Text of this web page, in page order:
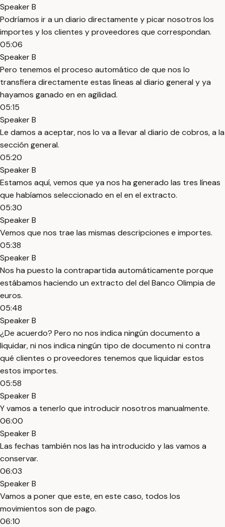
Speaker B
Podríamos ir a un diario directamente y picar nosotros los
importes y los clientes y proveedores que correspondan.
05:06
Speaker B
Pero tenemos el proceso automático de que nos lo
transfiera directamente estas líneas al diario general y ya
hayamos ganado en en agilidad.
05:15
Speaker B
Le damos a aceptar, nos lo va a llevar al diario de cobros, a la
sección general.
05:20
Speaker B
Estamos aquí, vemos que ya nos ha generado las tres líneas
que habíamos seleccionado en el en el extracto.
05:30
Speaker B
Vemos que nos trae las mismas descripciones e importes.
05:38
Speaker B
Nos ha puesto la contrapartida automáticamente porque
estábamos haciendo un extracto del del Banco Olimpia de
euros.
05:48
Speaker B
¿De acuerdo? Pero no nos indica ningún documento a
liquidar, ni nos indica ningún tipo de documento ni contra
qué clientes o proveedores tenemos que liquidar estos
estos importes.
05:58
Speaker B
Y vamos a tenerlo que introducir nosotros manualmente.
06:00
Speaker B
Las fechas también nos las ha introducido y las vamos a
conservar.
06:03
Speaker B
Vamos a poner que este, en este caso, todos los
movimientos son de pago.
06:10